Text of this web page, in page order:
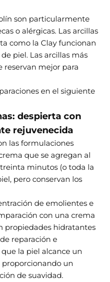
son particularmente
o alérgicas. Las arcillas
como la Clay funcionan
piel. Las arcillas más
reservan mejor para
en el siguiente
despierta con
rejuvenecida
las formulaciones
que se agregan al
minutos (o toda la
pero conservan los
de emolientes e
con una crema
propiedades hidratantes
reparación e
la piel alcance un
un
de suavidad.